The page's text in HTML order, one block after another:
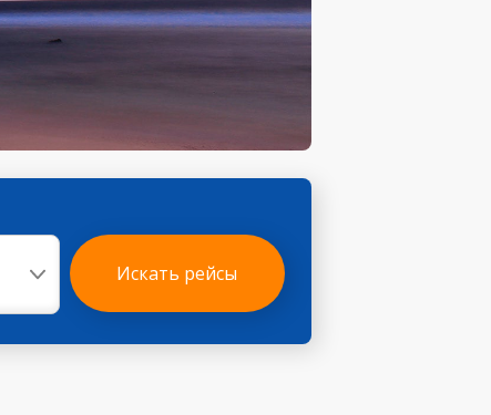
Искать рейсы